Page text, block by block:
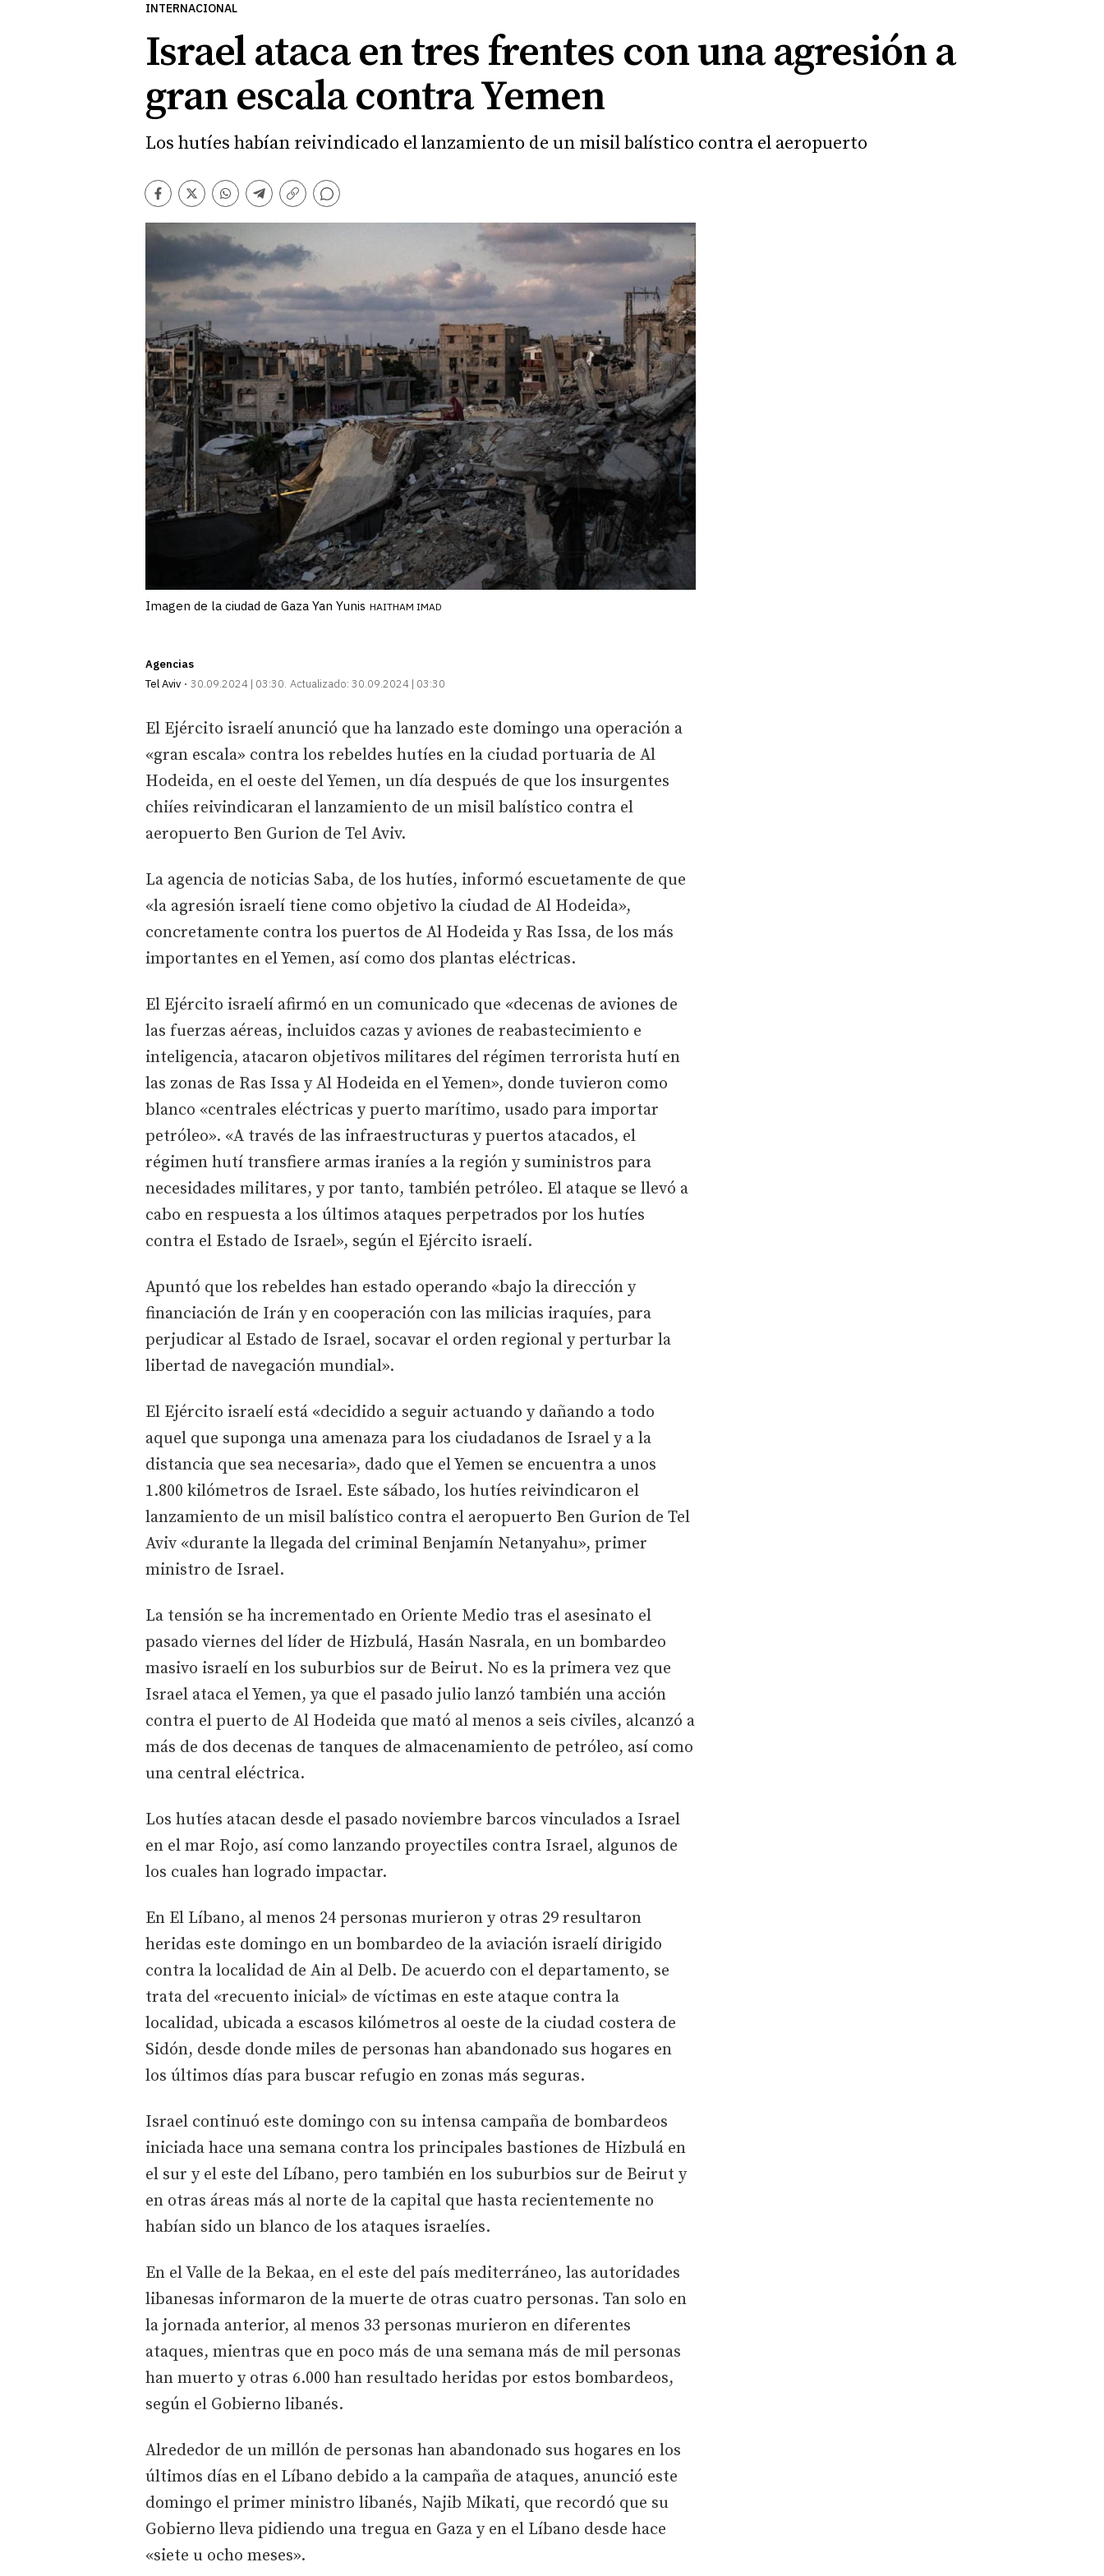
INTERNACIONAL
Israel ataca en tres frentes con una agresión a
gran escala contra Yemen
Los hutíes habían reivindicado el lanzamiento de un misil balístico contra el aeropuerto
Facebook
TwitterWhatsapp
Telegram
Copiar
enlace
Comentarios
Imagen de la ciudad de Gaza Yan Yunis HAITHAM IMAD
Agencias
Tel Aviv
30.09.2024 | 03:30 Actualizado: 30.09.2024 | 03:30
El Ejército israelí anunció que ha lanzado este domingo una operación a
«gran escala» contra los rebeldes hutíes en la ciudad portuaria de Al
Hodeida, en el oeste del Yemen, un día después de que los insurgentes
chiíes reivindicaran el lanzamiento de un misil balístico contra el
aeropuerto Ben Gurion de Tel Aviv.
La agencia de noticias Saba, de los hutíes, informó escuetamente de que
«la agresión israelí tiene como objetivo la ciudad de Al Hodeida»,
concretamente contra los puertos de Al Hodeida y Ras Issa, de los más
importantes en el Yemen, así como dos plantas eléctricas.
El Ejército israelí afirmó en un comunicado que «decenas de aviones de
las fuerzas aéreas, incluidos cazas y aviones de reabastecimiento e
inteligencia, atacaron objetivos militares del régimen terrorista hutí en
las zonas de Ras Issa y Al Hodeida en el Yemen», donde tuvieron como
blanco «centrales eléctricas y puerto marítimo, usado para importar
petróleo». «A través de las infraestructuras y puertos atacados, el
régimen hutí transfiere armas iraníes a la región y suministros para
necesidades militares, y por tanto, también petróleo. El ataque se llevó a
cabo en respuesta a los últimos ataques perpetrados por los hutíes
contra el Estado de Israel», según el Ejército israelí.
Apuntó que los rebeldes han estado operando «bajo la dirección y
financiación de Irán y en cooperación con las milicias iraquíes, para
perjudicar al Estado de Israel, socavar el orden regional y perturbar la
libertad de navegación mundial».
El Ejército israelí está «decidido a seguir actuando y dañando a todo
aquel que suponga una amenaza para los ciudadanos de Israel y a la
distancia que sea necesaria», dado que el Yemen se encuentra a unos
1.800 kilómetros de Israel. Este sábado, los hutíes reivindicaron el
lanzamiento de un misil balístico contra el aeropuerto Ben Gurion de Tel
Aviv «durante la llegada del criminal Benjamín Netanyahu», primer
ministro de Israel.
La tensión se ha incrementado en Oriente Medio tras el asesinato el
pasado viernes del líder de Hizbulá, Hasán Nasrala, en un bombardeo
masivo israelí en los suburbios sur de Beirut. No es la primera vez que
Israel ataca el Yemen, ya que el pasado julio lanzó también una acción
contra el puerto de Al Hodeida que mató al menos a seis civiles, alcanzó a
más de dos decenas de tanques de almacenamiento de petróleo, así como
una central eléctrica.
Los hutíes atacan desde el pasado noviembre barcos vinculados a Israel
en el mar Rojo, así como lanzando proyectiles contra Israel, algunos de
los cuales han logrado impactar.
En El Líbano, al menos 24 personas murieron y otras 29 resultaron
heridas este domingo en un bombardeo de la aviación israelí dirigido
contra la localidad de Ain al Delb. De acuerdo con el departamento, se
trata del «recuento inicial» de víctimas en este ataque contra la
localidad, ubicada a escasos kilómetros al oeste de la ciudad costera de
Sidón, desde donde miles de personas han abandonado sus hogares en
los últimos días para buscar refugio en zonas más seguras.
Israel continuó este domingo con su intensa campaña de bombardeos
iniciada hace una semana contra los principales bastiones de Hizbulá en
el sur y el este del Líbano, pero también en los suburbios sur de Beirut y
en otras áreas más al norte de la capital que hasta recientemente no
habían sido un blanco de los ataques israelíes.
En el Valle de la Bekaa, en el este del país mediterráneo, las autoridades
libanesas informaron de la muerte de otras cuatro personas. Tan solo en
la jornada anterior, al menos 33 personas murieron en diferentes
ataques, mientras que en poco más de una semana más de mil personas
han muerto y otras 6.000 han resultado heridas por estos bombardeos,
según el Gobierno libanés.
Alrededor de un millón de personas han abandonado sus hogares en los
últimos días en el Líbano debido a la campaña de ataques, anunció este
domingo el primer ministro libanés, Najib Mikati, que recordó que su
Gobierno lleva pidiendo una tregua en Gaza y en el Líbano desde hace
«siete u ocho meses».